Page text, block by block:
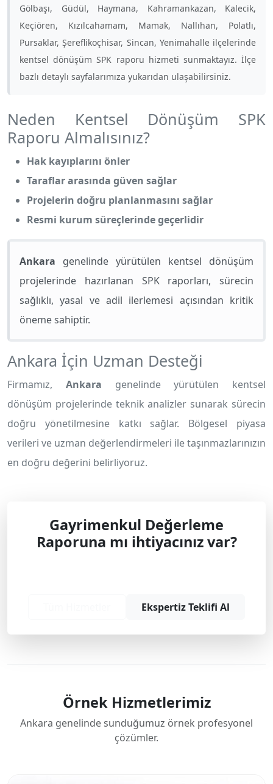
Gölbaşı, Güdül, Haymana, Kahramankazan, Kalecik,
Keçiören, Kızılcahamam, Mamak, Nallıhan, Polatlı,
Pursaklar, Şereflikoçhisar, Sincan, Yenimahalle ilçelerinde
kentsel dönüşüm SPK raporu hizmeti sunmaktayız. İlçe
bazlı detaylı sayfalarımıza yukarıdan ulaşabilirsiniz.
Neden Kentsel Dönüşüm SPK
Raporu Almalısınız?
Hak kayıplarını önler
Taraflar arasında güven sağlar
Projelerin doğru planlanmasını sağlar
Resmi kurum süreçlerinde geçerlidir
Ankara genelinde yürütülen kentsel dönüşüm
projelerinde hazırlanan SPK raporları, sürecin
sağlıklı, yasal ve adil ilerlemesi açısından kritik
öneme sahiptir.
Ankara İçin Uzman Desteği
Firmamız, Ankara genelinde yürütülen kentsel
dönüşüm projelerinde teknik analizler sunarak sürecin
doğru yönetilmesine katkı sağlar. Bölgesel piyasa
verileri ve uzman değerlendirmeleri ile taşınmazlarınızın
en doğru değerini belirliyoruz.
Gayrimenkul Değerleme
Raporuna mı ihtiyacınız var?
Ekspertiz Teklifi Al
Örnek Hizmetlerimiz
Ankara genelinde sunduğumuz örnek profesyonel
çözümler.